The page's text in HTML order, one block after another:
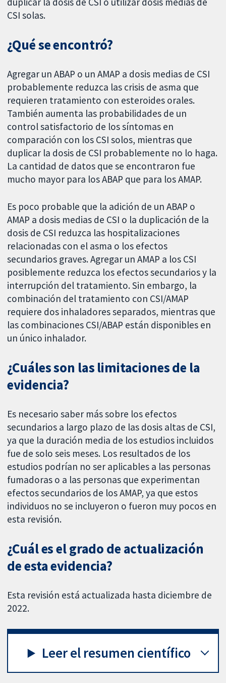
CSI solas.
¿Qué se encontró?
Agregar un ABAP o un AMAP a dosis medias de CSI
probablemente reduzca las crisis de asma que
requieren tratamiento con esteroides orales.
También aumenta las probabilidades de un
control satisfactorio de los síntomas en
comparación con los CSI solos, mientras que
duplicar la dosis de CSI probablemente no lo haga.
La cantidad de datos que se encontraron fue
mucho mayor para los ABAP que para los AMAP.
Es poco probable que la adición de un ABAP o
AMAP a dosis medias de CSI o la duplicación de la
dosis de CSI reduzca las hospitalizaciones
relacionadas con el asma o los efectos
secundarios graves. Agregar un AMAP a los CSI
posiblemente reduzca los efectos secundarios y la
interrupción del tratamiento. Sin embargo, la
combinación del tratamiento con CSI/AMAP
requiere dos inhaladores separados, mientras que
las combinaciones CSI/ABAP están disponibles en
un único inhalador.
¿Cuáles son las limitaciones de la
evidencia?
Es necesario saber más sobre los efectos
secundarios a largo plazo de las dosis altas de CSI,
ya que la duración media de los estudios incluidos
fue de solo seis meses. Los resultados de los
estudios podrían no ser aplicables a las personas
fumadoras o a las personas que experimentan
efectos secundarios de los AMAP, ya que estos
individuos no se incluyeron o fueron muy pocos en
esta revisión.
¿Cuál es el grado de actualización
de esta evidencia?
Esta revisión está actualizada hasta diciembre de
2022.
Leer el resumen científico